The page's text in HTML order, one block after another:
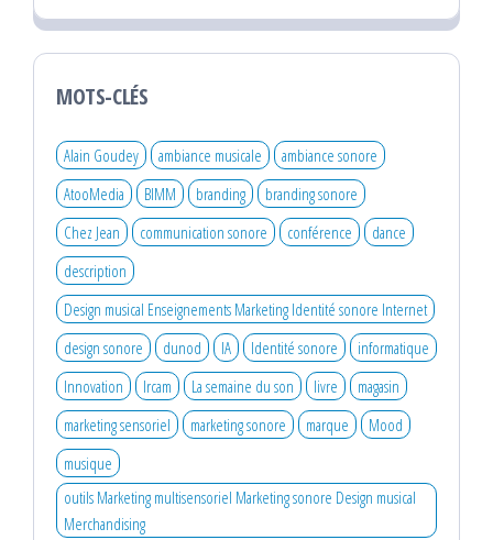
MOTS-CLÉS
Alain Goudey ambiance musicale
ambiance sonore
AtooMedia
BIMM branding
branding sonore
Chez Jean
communication sonore conférence
dance
description
Design musical Enseignements Marketing Identité sonore Internet
design sonore
dunod IA Identité sonore
informatique
Innovation
Ircam La semaine du son livre
magasin
marketing sensoriel
marketing sonore marque
Mood
musique
outils Marketing multisensoriel Marketing sonore Design musical
Merchandising